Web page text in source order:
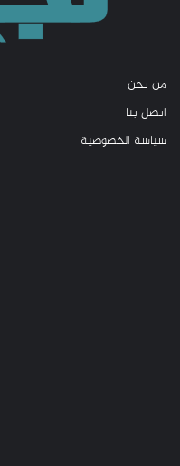
من نحن
اتصل بنا
سياسة الخصوصية